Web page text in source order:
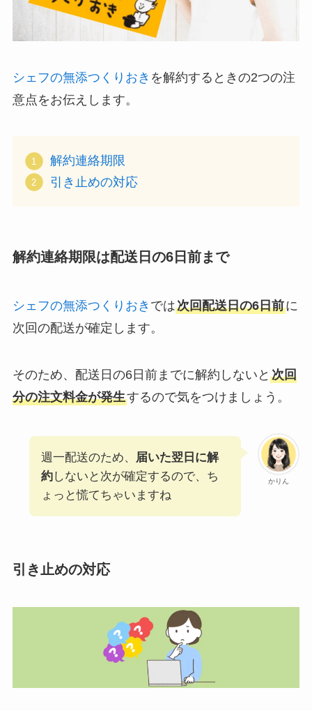
シェフの無添つくりおき を解約するときの2つの注
意点をお伝えします。
解約連絡期限
引き止めの対応
解約連絡期限は配送日の6日前まで
シェフの無添つくりおき では次回配送日の6日前に
次回の配送が確定します。
そのため、配送日の6日前までに解約しないと 次回
分の注文料金が発生するので気をつけましょう。
かりん
週一配送のため、 届いた翌日に解
約しないと次が確定するので、ち
ょっと慌てちゃいますね
引き止めの対応